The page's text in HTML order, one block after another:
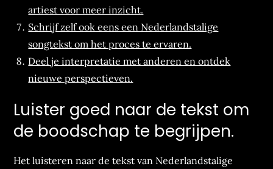
artiest voor meer inzicht.
Schrijf zelf ook eens een Nederlandstalige
songtekst om het proces te ervaren.
Deel je interpretatie met anderen en ontdek
nieuwe perspectieven.
Luister goed naar de tekst om
de boodschap te begrijpen.
Het luisteren naar de tekst van Nederlandstalige